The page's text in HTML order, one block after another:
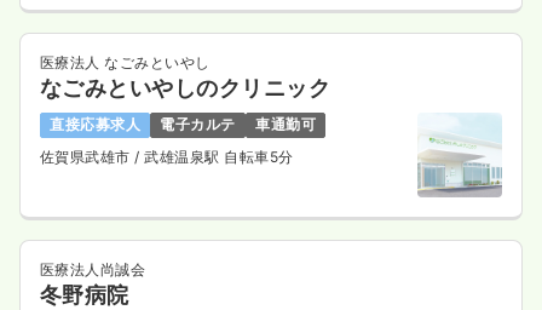
日勤のみ（常勤）
給与 18.0〜24.0万円
※一例
時間 8:30～17:30
（休憩60分）
4週8休以上
月給24万円以上可
詳細を見る
透析正・准看護師
医療法人 なごみといやし
なごみといやしのクリニック
直接応募求人 電子カルテ
車通勤可
佐賀県武雄市 / 武雄温泉駅 自転車5分
医療法人尚誠会
冬野病院